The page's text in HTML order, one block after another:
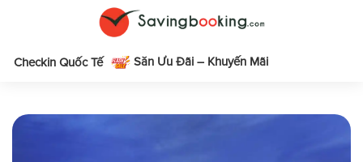
Checkin Quốc Tế Săn Ưu Đãi – Khuyến Mãi